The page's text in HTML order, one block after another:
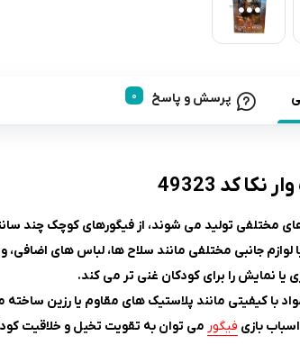
پرسش و پاسخ
کد 49323
های مختلفی تولید می‌ شوند، از فیگورهای کوچک چند
لوازم جانبی مختلفی مانند سلاح‌ ها، لباس‌ های
یا نمایش را برای کودکان غنی‌ تر می‌ کند.
با کیفیتی مانند پلاستیک‌ های مقاوم یا رزین
بازی فیگور می توان به تقویت تخیل و خلاقیت